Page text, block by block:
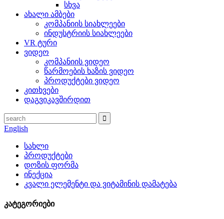
სხვა
ახალი ამბები
კომპანიის სიახლეები
ინდუსტრიის სიახლეები
VR ტური
ვიდეო
კომპანიის ვიდეო
წარმოების ხაზის ვიდეო
პროდუქტები ვიდეო
კითხვები
დაგვიკავშირდით
English
სახლი
პროდუქტები
დოზის ფორმა
ინექცია
კვალი ელემენტი და ვიტამინის დამატება
კატეგორიები